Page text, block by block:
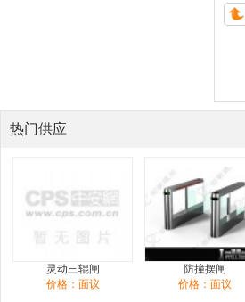
热门供应
灵动三辊闸
价格：面议
防撞摆闸
价格：面议